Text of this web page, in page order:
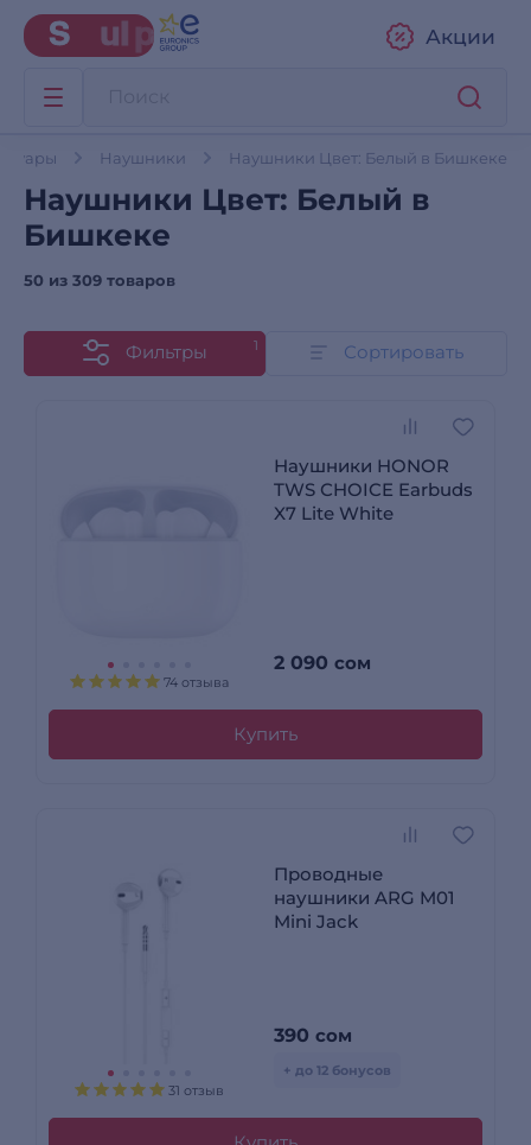
Акции
Наушники Наушники Цвет: Белый в Бишкеке
Наушники Цвет: Белый в
Бишкеке
50 из 309 товаров
Фильтры 1 Сортировать
74 отзыва
Наушники HONOR
TWS СHOICE Earbuds
X7 Lite White
2 090 сом
Купить
31 отзыв
Проводные
наушники ARG M01
Mini Jack
390 сом
+ до 12 бонусов